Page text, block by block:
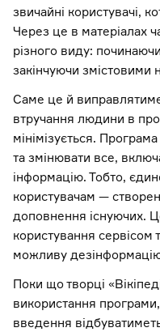
звичайні користувачі,
Через це в матеріалах
різного виду:
закінчуючи змістовими
Саме це й
втручання людини в
мінімізується.
та змінювати все,
інформацію. Тобто,
користувачам —
доповнення існуючих.
користування сервісом
можливу
Поки що творці
використання
введення